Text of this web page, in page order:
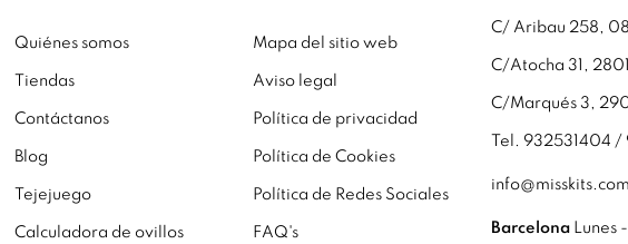
Quiénes somos
Tiendas
Contáctanos
Blog
Tejejuego
Calculadora de ovillos
Mapa del sitio web
Aviso legal
Política de privacidad
Política de Cookies
Política de Redes Sociales
FAQ's
C/ Aribau 258,
C/Atocha 31,
C/Marqués 3,
Tel. 932531404
info@misskits.com
Barcelona Lunes